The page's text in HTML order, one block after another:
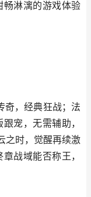
畅淋漓的游戏体验
奇，经典狂战；法
宠，无需辅助，
之时，觉醒再续激
战域能否称王，